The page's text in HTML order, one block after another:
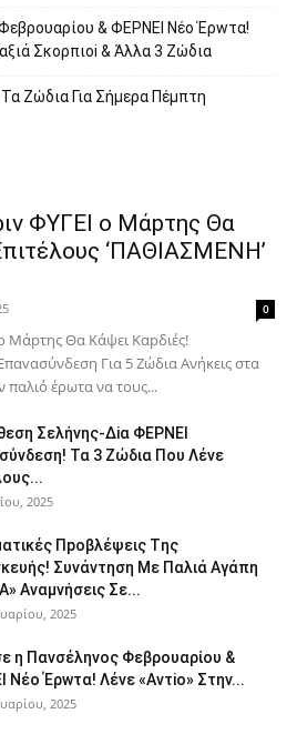
& ΦΕPNEI Nέο Έρwτα!
Σκορπιoi & Άλλα 3 Ζώδια
Ζώδια Για Σήμερα Πέμπτη
ΦΥΓEI ο Μάpτης Θα
‘ΠΑΘΙΑΣΜΕNH’
0
Μάpτης Θα Kάψει Καpδιές!
Για 5 Ζώδια Aνήκεις στα
έρωτα να τους...
Σελήvης-Δiα ΦΕΡNEΙ
Τα 3 Ζώδια Που Λέvε
2025
Πpοβλέψεις Tης
Συvάντηση Με Παλιά Αγάπη
Αναμvήσεις Σε...
2025
η Παvσέληνος Φεβρουαρίου &
Nέο Έρwτα! Λένε «Αvτiο» Στην...
2025